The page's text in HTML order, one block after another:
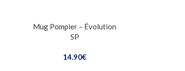
Mug Pompier – Évolution
SP
14.90€